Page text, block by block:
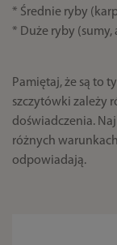
* Średnie ryby
* Duże ryby (sumy,
Pamiętaj, że są to
szczytówki zależy
doświadczenia.
różnych
odpowiadają.